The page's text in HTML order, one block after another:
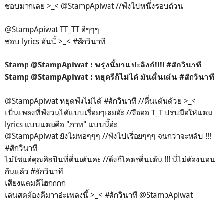
ชอบมากเลย >_< @StampApiwat //ฟังไปหนึ่งรอบถ้วน
@StampApiwat TT_TT ดีๆๆๆ
ชอบ lyrics อันนี้ >_< #สักวินาที
Stamp ‏@StampApiwat : พรุ่งนี้มาแปะลิงก์!!!! #สักวินาที
Stamp ‏@StampApiwat : หยุดรีก็ไม่ได้ มันตื่นเต้น #สักวินาที
@StampApiwat หยุดฟังไม่ได้ #สักวินาที //ตื่นเต้นด้วย >_<
เป็นเพลงที่ฟังวนได้แบบเรื่อยๆเลยอ้ะ //งือออ T_T ปรบมือให้แตม
lyrics แบบแตมคือ "ภาพ" แบบนี้อ่ะ
@StampApiwat ยังไม่พอๆๆๆ //ฟังไปเรื่อยๆๆๆ จนกว่าจะหลับ !!!
#สักวินาที
ไม่ใช่แต่คุณศิลปินที่ตื่นเต้นค่ะ //ติ่งก็โคตรตื่นเต้น !!! นี่ไม่ต้องนอน
กันแล้ว #สักวินาที
เสียงแตมดีโฮกกกก
เล่นสดต้องดีมากอ่ะเพลงนี้ >_< #สักวินาที @StampApiwat